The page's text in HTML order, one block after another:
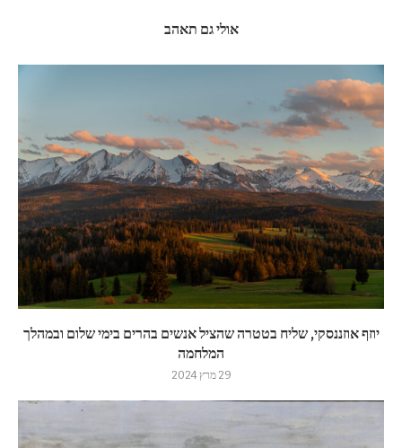
אולי גם תאהב
יוזף אוזננסקי, שליח בטטרה שהציל אנשים בהרים בימי שלום ובמהלך
המלחמה
29 מרץ 2024